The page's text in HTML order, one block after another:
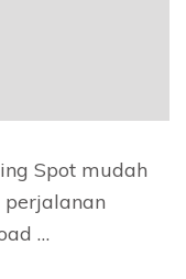
Spot mudah
perjalanan
…